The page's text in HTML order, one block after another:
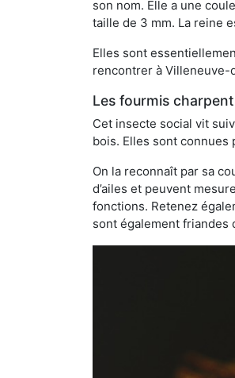
son nom. Elle a une
taille de 3 mm. La reine
Elles sont
rencontrer à Villeneuve-
Les fourmis
Cet insecte social vit
bois. Elles sont
On la reconnaît par sa
d’ailes et peuvent
fonctions. Retenez
sont également friandes